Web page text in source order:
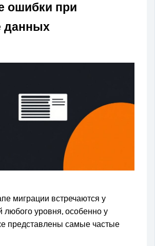
ошибки при
данных
миграции встречаются у
любого уровня, особенно у
представлены самые частые